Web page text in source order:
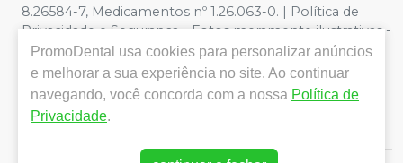
8.26584-7, Medicamentos nº 1.26.063-0. | Política de
Privacidade e Segurança - Fotos meramente ilustrativas -
Os preços e condições da loja virtual estão sujeitos a
alterações. Em caso de divergência de preços no site, o
valor válido é o do Carrinho de Compra. Não vendemos
por atacado por isso nos reservamos o direito de não
atender compras de grandes volumes pelo site.
PromoDental usa cookies para personalizar anúncios
e melhorar a sua experiência no site. Ao continuar
navegando, você concorda com a nossa Política de
Privacidade.